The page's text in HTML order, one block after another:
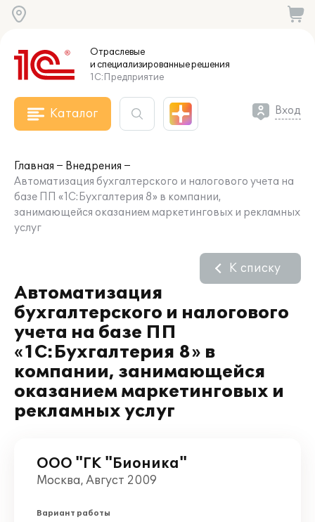
Отраслевые
и специализированныерешения
1С:Предприятие
Каталог Вход
Главная
Внедрения
Автоматизация бухгалтерского и налогового учета на
базе ПП «1С:Бухгалтерия 8» в компании,
занимающейся оказанием маркетинговых и рекламных
услуг
Автоматизация
бухгалтерского и налогового
учета на базе ПП
«1С:Бухгалтерия 8» в
компании, занимающейся
оказанием маркетинговых и
рекламных услуг
К списку
ООО "ГК "Бионика"
Москва, Август 2009
Вариант работы